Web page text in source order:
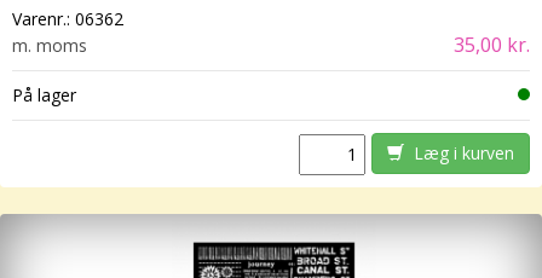
Varenr.: 06362
m. moms
35,00 kr.
På lager
Læg i kurven